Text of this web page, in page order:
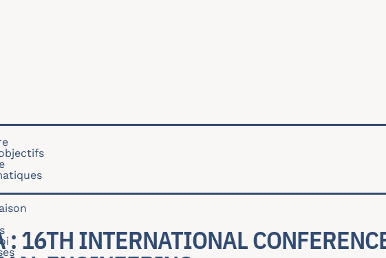
principale
: 16TH INTERNATIONAL